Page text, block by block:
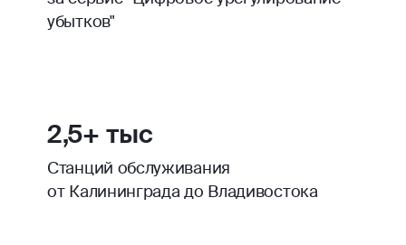
убытков"
2,5+ тыс
Станций обслуживания
от Калининграда до Владивостока